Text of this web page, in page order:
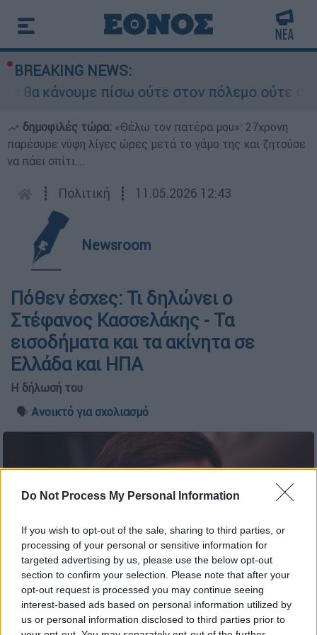
Do Not Process My Personal Information
If you wish to opt-out of the sale, sharing to third parties, or
processing of your personal or sensitive information for
targeted advertising by us, please use the below opt-out
section to confirm your selection. Please note that after your
opt-out request is processed you may continue seeing
interest-based ads based on personal information utilized by
us or personal information disclosed to third parties prior to
BREAKING NEWS:
θα κάνουμε πίσω ούτε στον πόλεμο ούτε στις
δημοφιλές τώρα: «Θέλω τον πατέρα μου»: 27χρονη
παρέσυρε νύφη λίγες ώρες μετά το γάμο της και ζητούσε
να πάει σπίτι...
┋ Πολιτική ┋ 11.05.2026 12:43
Newsroom
Πόθεν έσχες: Τι δηλώνει ο
Στέφανος Κασσελάκης - Τα
εισοδήματα και τα ακίνητα σε
Ελλάδα και ΗΠΑ
Η δήλωσή του
🗣️ Ανοικτό για σχολιασμό
(ΧΡΗΣΤΟΣ ΜΠΟΝΗΣ//EUROKINISSI)